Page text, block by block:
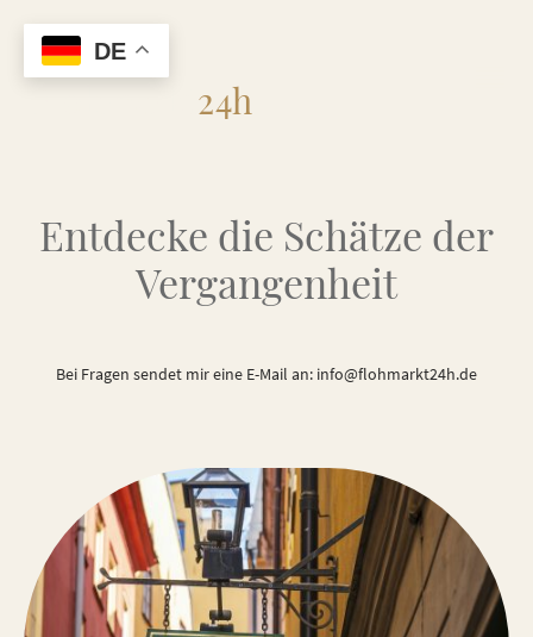
24h
Entdecke die Schätze der
Vergangenheit
Bei Fragen sendet mir eine E-Mail an: info@flohmarkt24h.de
DE